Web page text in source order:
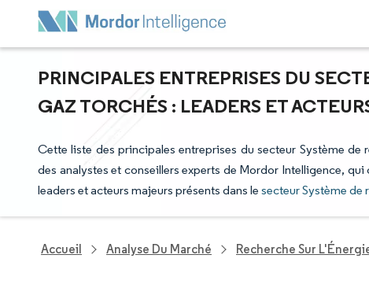
PRINCIPALES ENTREPRISES DU
GAZ TORCHÉS : LEADERS ET
Cette liste des principales entreprises du secteur Système
des analystes et conseillers experts de Mordor Intelligence,
leaders et acteurs majeurs présents dans le secteur Système de
Accueil Analyse Du Marché Recherche Sur